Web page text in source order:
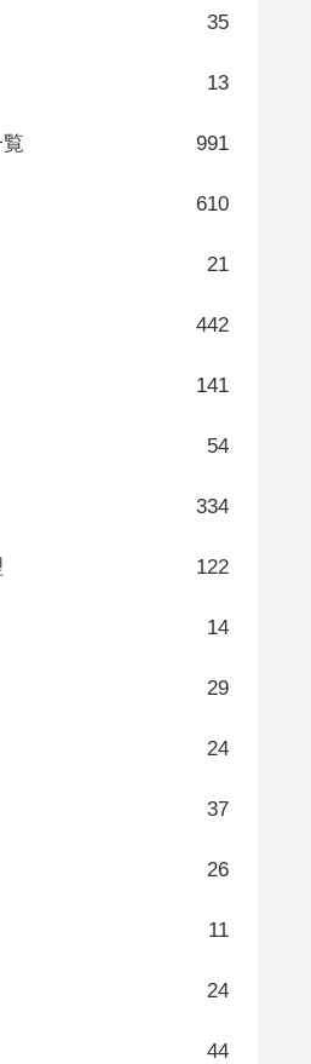
35
13
991
610
21
442
141
54
334
122
14
29
24
37
26
11
24
44